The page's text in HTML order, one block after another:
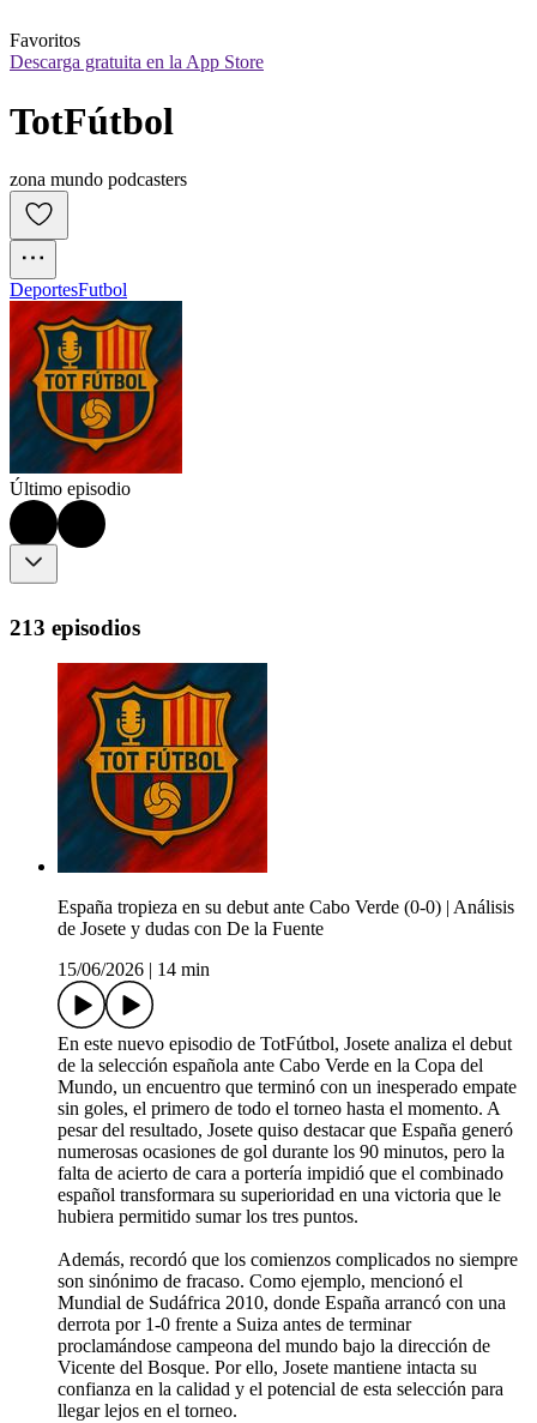
Favoritos
Descarga gratuita en la App Store
TotFútbol
zona mundo podcasters
DeportesFutbol
Último episodio
213 episodios
España tropieza en su debut ante Cabo Verde (0-0) | Análisis
de Josete y dudas con De la Fuente
15/06/2026
14 min
En este nuevo episodio de TotFútbol, Josete analiza el debut
de la selección española ante Cabo Verde en la Copa del
Mundo, un encuentro que terminó con un inesperado empate
sin goles, el primero de todo el torneo hasta el momento. A
pesar del resultado, Josete quiso destacar que España generó
numerosas ocasiones de gol durante los 90 minutos, pero la
falta de acierto de cara a portería impidió que el combinado
español transformara su superioridad en una victoria que le
hubiera permitido sumar los tres puntos.
Además, recordó que los comienzos complicados no siempre
son sinónimo de fracaso. Como ejemplo, mencionó el
Mundial de Sudáfrica 2010, donde España arrancó con una
derrota por 1-0 frente a Suiza antes de terminar
proclamándose campeona del mundo bajo la dirección de
Vicente del Bosque. Por ello, Josete mantiene intacta su
confianza en la calidad y el potencial de esta selección para
llegar lejos en el torneo.